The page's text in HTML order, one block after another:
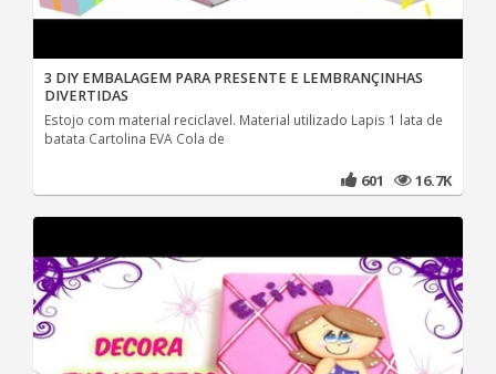
3 DIY EMBALAGEM PARA PRESENTE E LEMBRANÇINHAS
DIVERTIDAS
Estojo com material reciclavel. Material utilizado Lapis 1 lata de
batata Cartolina EVA Cola de
601 16.7K